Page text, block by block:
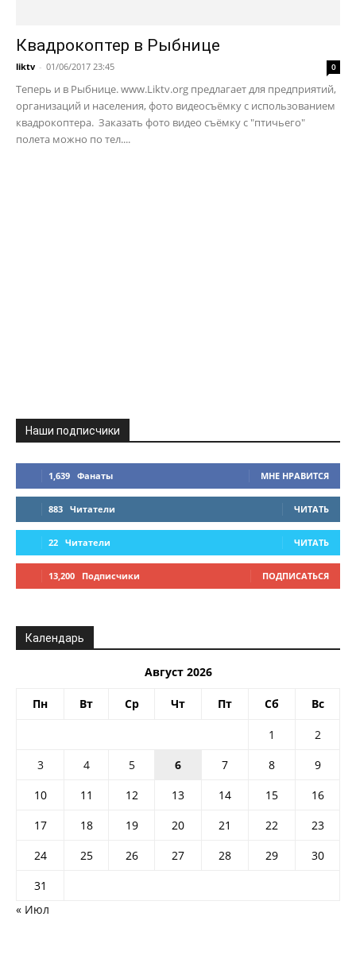
Квадрокоптер в Рыбнице
liktv - 01/06/2017 23:45 0
Теперь и в Рыбнице. www.Liktv.org предлагает для предприятий,
организаций и населения, фото видеосъёмку с использованием
квадрокоптера. Заказать фото видео съёмку с "птичьего"
полета можно по тел....
Наши подписчики
1,639 Фанаты МНЕ НРАВИТСЯ
883 Читатели ЧИТАТЬ
22 Читатели ЧИТАТЬ
13,200 Подписчики ПОДПИСАТЬСЯ
Календарь
Август 2026
Пн Вт Ср Чт Пт Сб Вс
1
2
3
4 5 6 7 8
9
10
11 12 13 14 15
16
17
18 19 20 21 22
23
24
25 26 27 28 29
30
31
« Июл